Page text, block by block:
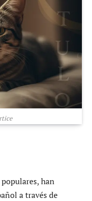
han
a través de